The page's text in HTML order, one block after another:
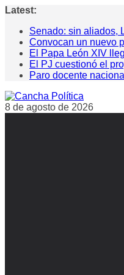
Saltar
contenido
Latest:
Senado: sin aliados,
Convocan un nuevo
El Papa León XIV
El PJ cuestionó el
Paro docente
8 de agosto de 2026